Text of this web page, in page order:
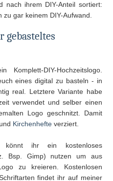
nach ihrem DIY-Anteil sortiert:
gar keinem DIY-Aufwand.
gebasteltes
Komplett-DIY-Hochzeitslogo.
eines digital zu basteln - in
real. Letztere Variante habe
verwendet und selber einen
Logo geschnitzt. Damit
und Kirchenhefte verziert.
ihr ein kostenloses
Bsp. Gimp) nutzen um aus
zu kreieren. Kostenlosen
findet ihr auf meiner